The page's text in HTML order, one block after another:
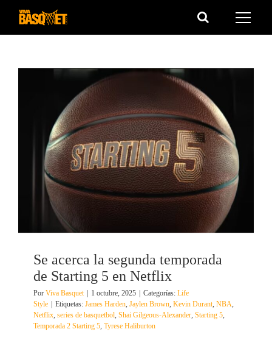
Saltar
Se acerca la segunda temporada
de Starting 5 en Netflix
Por Viva Basquet | 1 octubre, 2025 | Categorías: Life
Style | Etiquetas: James Harden Jaylen Brown Kevin Durant NBA
Netflix series de basquetbol Shai Gilgeous-Alexander Starting 5
Temporada 2 Starting 5 Tyrese Haliburton